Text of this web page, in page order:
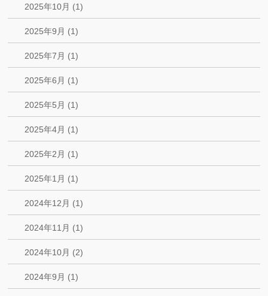
2025年10月 (1)
2025年9月 (1)
2025年7月 (1)
2025年6月 (1)
2025年5月 (1)
2025年4月 (1)
2025年2月 (1)
2025年1月 (1)
2024年12月 (1)
2024年11月 (1)
2024年10月 (2)
2024年9月 (1)